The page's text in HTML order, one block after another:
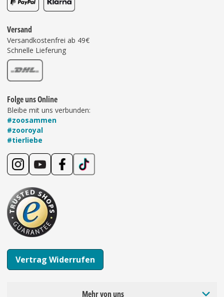
Versand
Versandkostenfrei ab 49€
Schnelle Lieferung
Folge uns Online
Bleibe mit uns verbunden:
#zoosammen
#zooroyal
#tierliebe
Vertrag Widerrufen
Mehr von uns